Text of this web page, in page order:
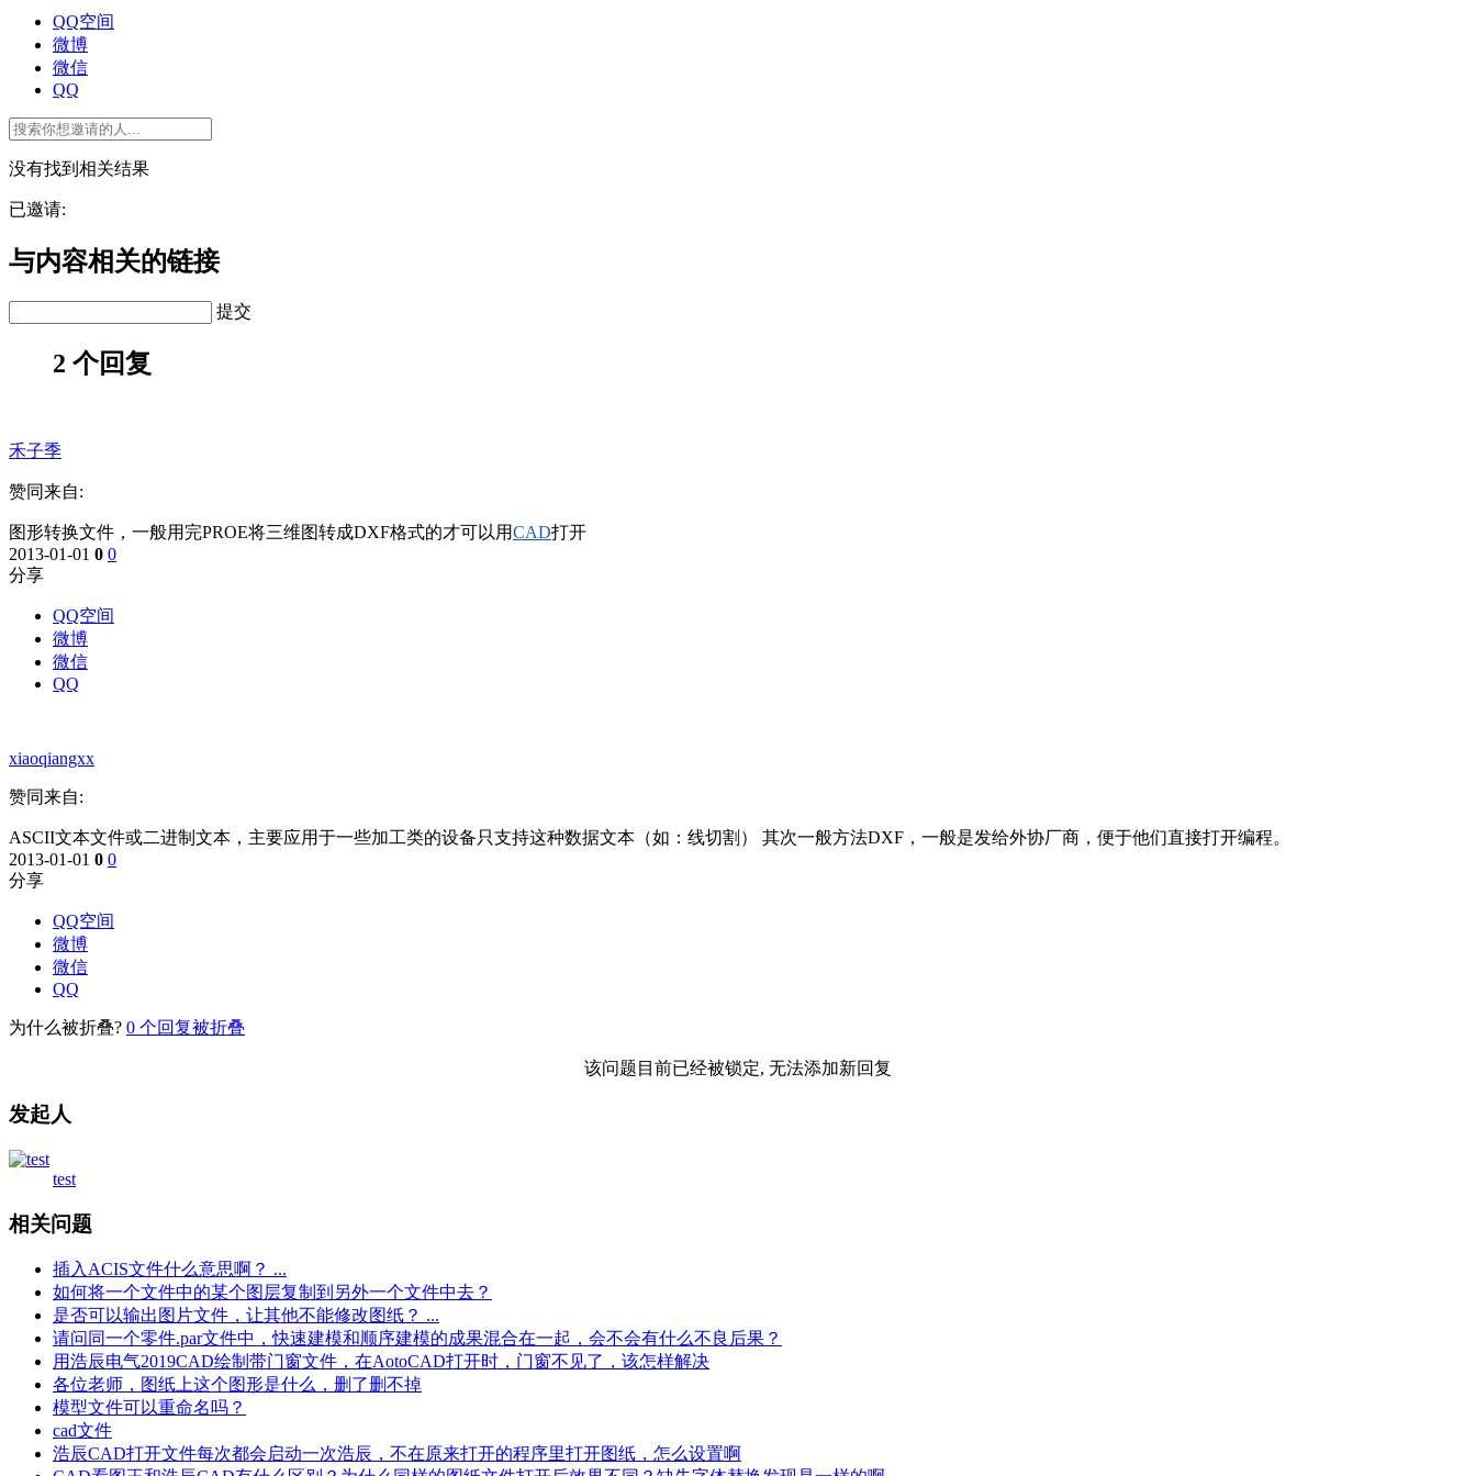
QQ空间
微博
微信
QQ
没有找到相关结果
已邀请:
与内容相关的链接
提交
2 个回复
禾子季
赞同来自:
图形转换文件，一般用完PROE将三维图转成DXF格式的才可以用CAD打开
2013-01-01 0 0
分享
QQ空间
微博
微信
QQ
xiaoqiangxx
赞同来自:
ASCII文本文件或二进制文本，主要应用于一些加工类的设备只支持这种数据文本（如：线切割） 其次一般方法DXF，一般是发给外协厂商，便于他们直接打开编程。
2013-01-01 0 0
分享
QQ空间
微博
微信
QQ
为什么被折叠? 0 个回复被折叠
该问题目前已经被锁定, 无法添加新回复
发起人
test
相关问题
插入ACIS文件什么意思啊？ ...
如何将一个文件中的某个图层复制到另外一个文件中去？
是否可以输出图片文件，让其他不能修改图纸？ ...
请问同一个零件.par文件中，快速建模和顺序建模的成果混合在一起，会不会有什么不良后果？
用浩辰电气2019CAD绘制带门窗文件，在AotoCAD打开时，门窗不见了，该怎样解决
各位老师，图纸上这个图形是什么，删了删不掉
模型文件可以重命名吗？
cad文件
浩辰CAD打开文件每次都会启动一次浩辰，不在原来打开的程序里打开图纸，怎么设置啊